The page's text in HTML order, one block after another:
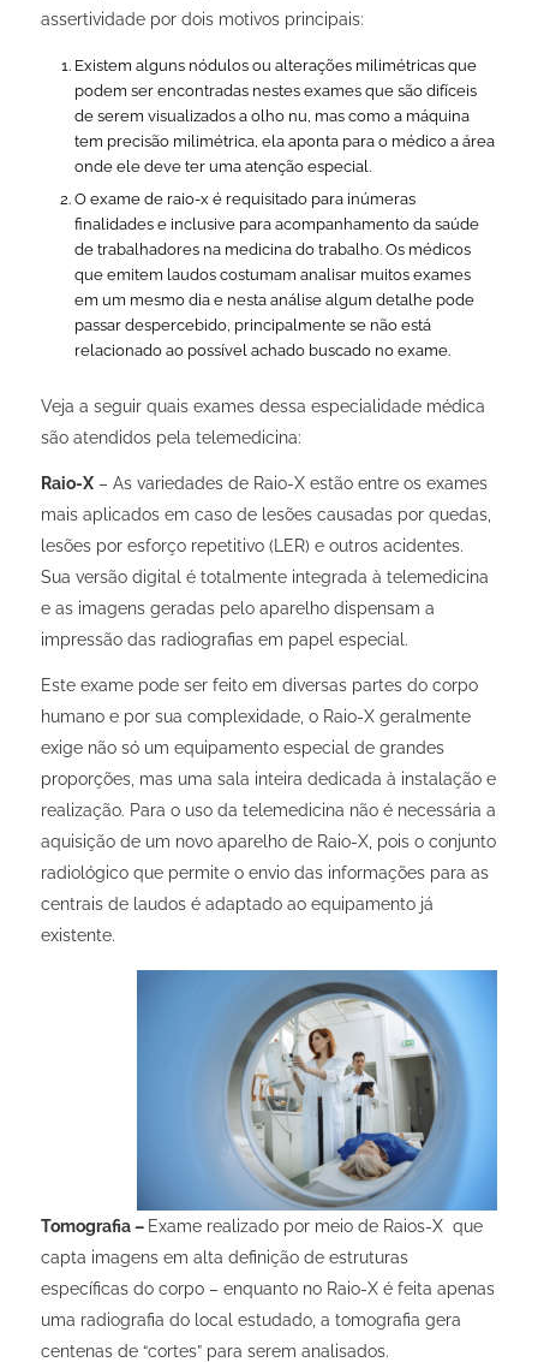
assertividade por dois motivos principais:
Existem alguns nódulos ou alterações milimétricas que
podem ser encontradas nestes exames que são difíceis
de serem visualizados a olho nu, mas como a máquina
tem precisão milimétrica, ela aponta para o médico a área
onde ele deve ter uma atenção especial.
O exame de raio-x é requisitado para inúmeras
finalidades e inclusive para acompanhamento da saúde
de trabalhadores na medicina do trabalho. Os médicos
que emitem laudos costumam analisar muitos exames
em um mesmo dia e nesta análise algum detalhe pode
passar despercebido, principalmente se não está
relacionado ao possível achado buscado no exame.
Veja a seguir quais exames dessa especialidade médica
são atendidos pela telemedicina:
Raio-X– As variedades de Raio-X estão entre os exames
mais aplicados em caso de lesões causadas por quedas,
lesões por esforço repetitivo (LER) e outros acidentes.
Sua versão digital é totalmente integrada à telemedicina
e as imagens geradas pelo aparelho dispensam a
impressão das radiografias em papel especial.
Este exame pode ser feito em diversas partes do corpo
humano e por sua complexidade, o Raio-X geralmente
exige não só um equipamento especial de grandes
proporções, mas uma sala inteira dedicada à instalação e
realização. Para o uso da telemedicina não é necessária a
aquisição de um novo aparelho de Raio-X, pois o conjunto
radiológico que permite o envio das informações para as
centrais de laudos é adaptado ao equipamento já
existente.
Tomografia – Exame realizado por meio de Raios-X que
capta imagens em alta definição de estruturas
específicas do corpo – enquanto no Raio-X é feita apenas
uma radiografia do local estudado, a tomografia gera
centenas de “cortes” para serem analisados.